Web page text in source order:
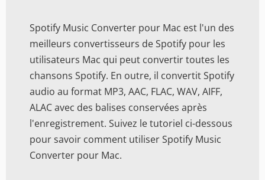
Spotify Music Converter pour Mac est l'un des
meilleurs convertisseurs de Spotify pour les
utilisateurs Mac qui peut convertir toutes les
chansons Spotify. En outre, il convertit Spotify
audio au format MP3, AAC, FLAC, WAV, AIFF,
ALAC avec des balises conservées après
l'enregistrement. Suivez le tutoriel ci-dessous
pour savoir comment utiliser Spotify Music
Converter pour Mac.